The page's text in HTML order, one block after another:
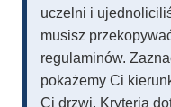
uczelni i
musisz
regulaminów.
pokażemy Ci
Ci drzwi. Kryteria